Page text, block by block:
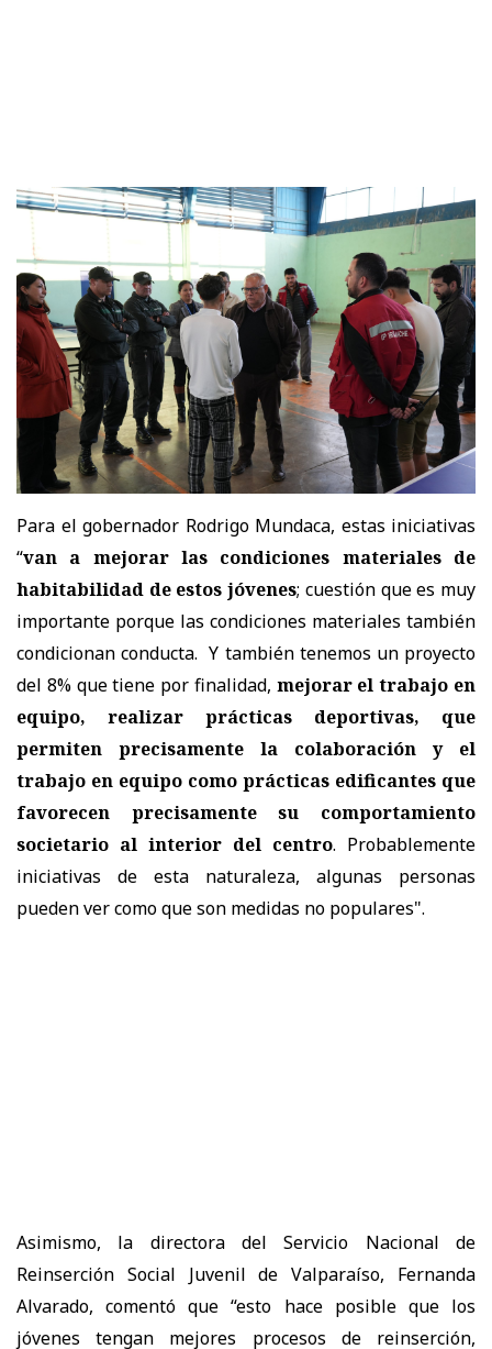
Para el gobernador Rodrigo Mundaca, estas iniciativas
“van a mejorar las condiciones materiales de
habitabilidad de estos jóvenes; cuestión que es muy
importante porque las condiciones materiales también
condicionan conducta. Y también tenemos un proyecto
del 8% que tiene por finalidad, mejorar el trabajo en
equipo, realizar prácticas deportivas, que
permiten precisamente la colaboración y el
trabajo en equipo como prácticas edificantes que
favorecen precisamente su comportamiento
societario al interior del centro. Probablemente
iniciativas de esta naturaleza, algunas personas
pueden ver como que son medidas no populares".
Asimismo, la directora del Servicio Nacional de
Reinserción Social Juvenil de Valparaíso, Fernanda
Alvarado, comentó que “esto hace posible que los
jóvenes tengan mejores procesos de reinserción,